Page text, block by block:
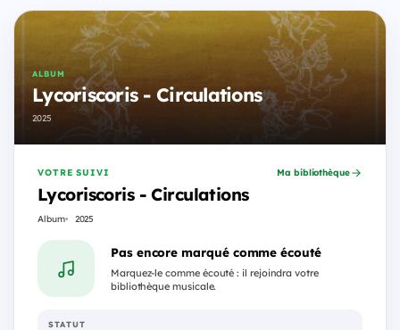
ALBUM
Lycoriscoris - Circulations
2025
VOTRE SUIVI
Lycoriscoris - Circulations
Album 2025
Ma bibliothèque
Pas encore marqué comme écouté
Marquez-le comme écouté : il rejoindra votre
bibliothèque musicale.
STATUT